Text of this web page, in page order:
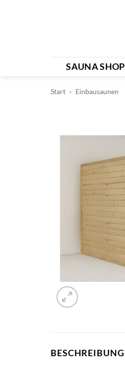
SAUNA SHOP
Start » Einbausaunen
BESCHREIBUNG